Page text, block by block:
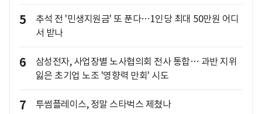
5
추석 전 '민생지원금' 또 푼다…1인당 최대 50만원 어디
서 받나
6
삼성전자, 사업장별 노사협의회 전사 통합… 과반 지위
잃은 초기업 노조 '영향력 만회' 시도
7 투썸플레이스, 정말 스타벅스 제쳤나